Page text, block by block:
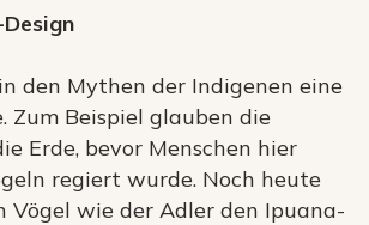
den Mythen der Indigenen eine
Zum Beispiel glauben die
Erde, bevor Menschen hier
regiert wurde. Noch heute
Vögel wie der Adler den Ipuana-